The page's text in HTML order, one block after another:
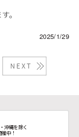
。
2025/1/29
沖縄を除く
中！